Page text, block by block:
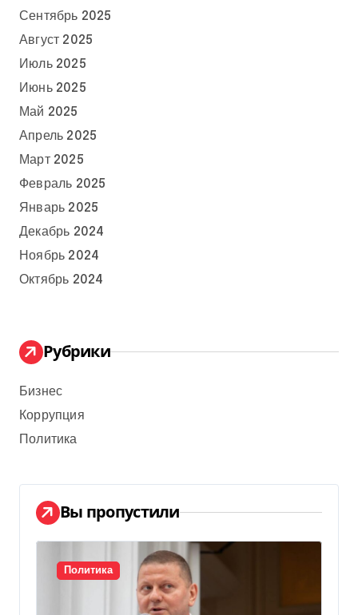
Сентябрь 2025
Август 2025
Июль 2025
Июнь 2025
Май 2025
Апрель 2025
Март 2025
Февраль 2025
Январь 2025
Декабрь 2024
Ноябрь 2024
Октябрь 2024
Рубрики
Бизнес
Коррупция
Политика
Вы пропустили
Политика